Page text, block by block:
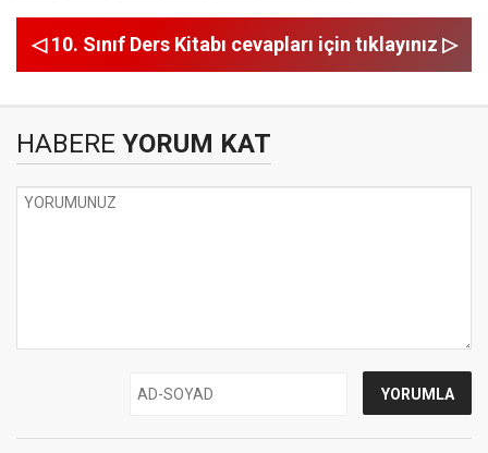
◁ 10. Sınıf Ders Kitabı cevapları için tıklayınız ▷
HABERE YORUM KAT